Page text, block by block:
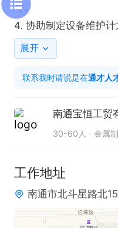
导。
4. 协助制定设备维护
寿命。
依据。
任职要求：
1. 需持相关岗位证书
程。
3. 具备良好的故障诊断
状况。
展开
联系我时请说是在通才人
南通宝恒工贸
30-60人 金属
工作地址
南通市北斗星路北